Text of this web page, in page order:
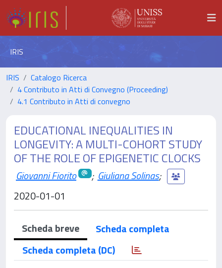
IRIS
IRIS
Catalogo Ricerca
4 Contributo in Atti di Convegno (Proceeding)
4.1 Contributo in Atti di convegno
EDUCATIONAL INEQUALITIES IN
LONGEVITY: A MULTI-COHORT STUDY
OF THE ROLE OF EPIGENETIC CLOCKS
Giovanni Fiorito ; Giuliana Solinas;
2020-01-01
Scheda breve
Scheda completa
Scheda completa (DC)